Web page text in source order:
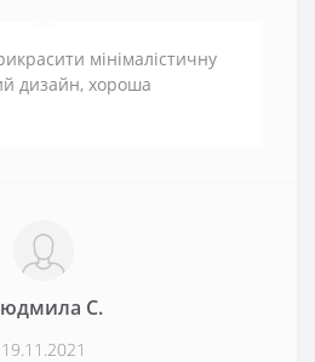
мінімалістичну
дизайн, хороша
С.
19.11.2021